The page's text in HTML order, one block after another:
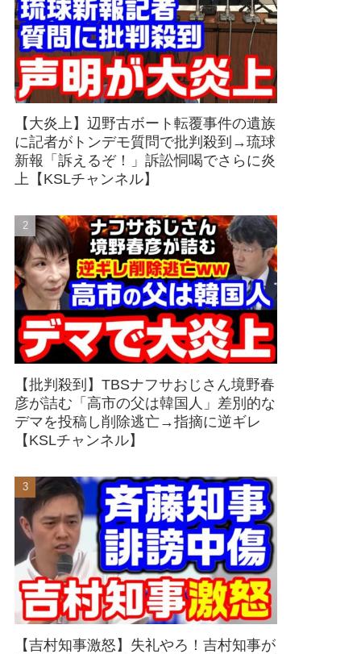
【大炎上】辺野古ボート転覆事件の遺族
に記者がトンデモ質問で批判殺到→琉球
新報「訴えるぞ！」訴訟恫喝でさらに炎
上【KSLチャンネル】
【批判殺到】TBSナフサおじさん境野春
彦が詰む「高市の父は韓国人」差別的な
デマを投稿し削除逃亡→指摘に逆ギレ
【KSLチャンネル】
【吉村知事激怒】失礼やろ！吉村知事が